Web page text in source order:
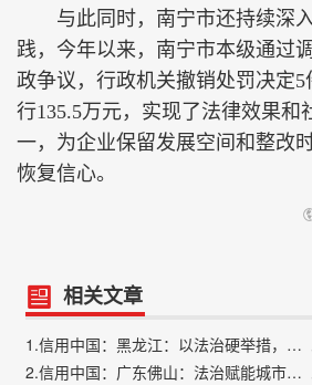
与此同时，南宁市还持续深入
践，今年以来，南宁市本级通过
政争议，行政机关撤销处罚决定
行135.5万元，实现了法律效果和
一，为企业保留发展空间和整改
恢复信心。
相关文章
1.信用中国：黑龙江：以法治硬举措，优化营商软环境
2.信用中国：广东佛山：法治赋能城市治理厚植营商沃土